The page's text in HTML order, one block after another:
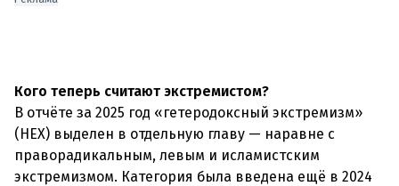
Кого теперь считают экстремистом?
В отчёте за 2025 год «гетеродоксный экстремизм»
(HEX) выделен в отдельную главу — наравне с
праворадикальным, левым и исламистским
экстремизмом. Категория была введена ещё в 2024